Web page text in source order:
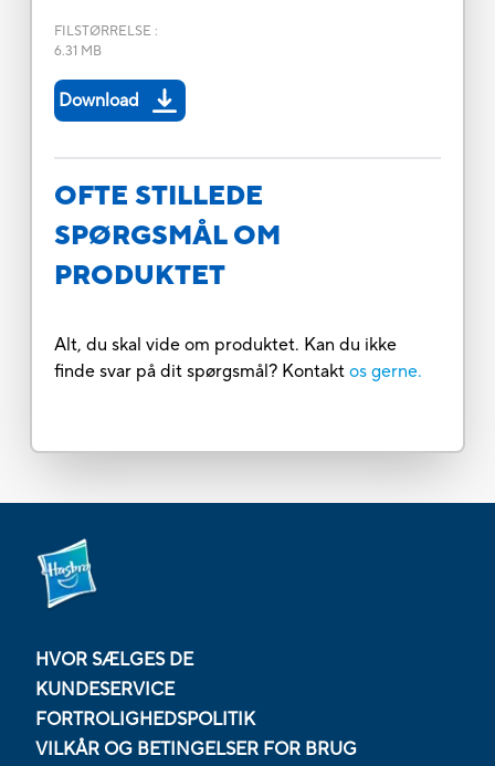
FILSTØRRELSE :
6.31 MB
Download
OFTE STILLEDE
SPØRGSMÅL OM
PRODUKTET
Alt, du skal vide om produktet. Kan du ikke
finde svar på dit spørgsmål? Kontakt os gerne.
HVOR SÆLGES DE
KUNDESERVICE
FORTROLIGHEDSPOLITIK
VILKÅR OG BETINGELSER FOR BRUG